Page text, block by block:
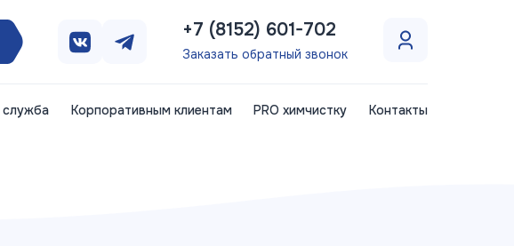
+7 (8152) 601-702
Заказать обратный звонок
служба Корпоративным клиентам PRO химчистку Контакты